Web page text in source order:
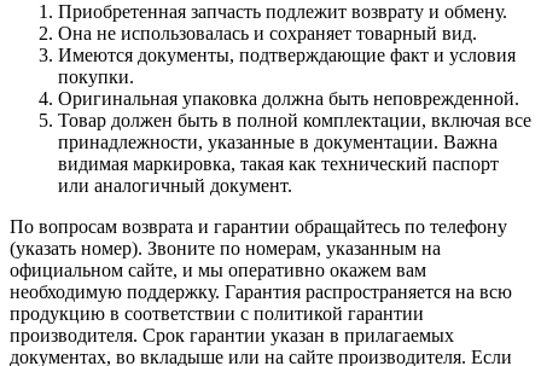
Приобретенная запчасть подлежит возврату и обмену.
Она не использовалась и сохраняет товарный вид.
Имеются документы, подтверждающие факт и условия
покупки.
Оригинальная упаковка должна быть неповрежденной.
Товар должен быть в полной комплектации, включая все
принадлежности, указанные в документации. Важна
видимая маркировка, такая как технический паспорт
или аналогичный документ.
По вопросам возврата и гарантии обращайтесь по телефону
(указать номер). Звоните по номерам, указанным на
официальном сайте, и мы оперативно окажем вам
необходимую поддержку. Гарантия распространяется на всю
продукцию в соответствии с политикой гарантии
производителя. Срок гарантии указан в прилагаемых
документах, во вкладыше или на сайте производителя. Если